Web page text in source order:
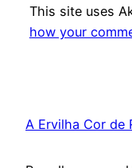
This site uses
how your
A Ervilha Cor de